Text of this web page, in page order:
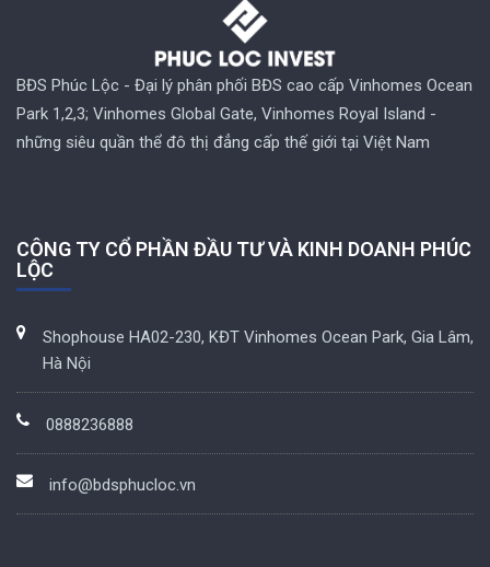
BĐS Phúc Lộc - Đại lý phân phối BĐS cao cấp Vinhomes Ocean
Park 1,2,3; Vinhomes Global Gate, Vinhomes Royal Island -
những siêu quần thể đô thị đẳng cấp thế giới tại Việt Nam
CÔNG TY CỔ PHẦN ĐẦU TƯ VÀ KINH DOANH PHÚC
LỘC
Shophouse HA02-230, KĐT Vinhomes Ocean Park, Gia Lâm,
Hà Nội
0888236888
info@bdsphucloc.vn